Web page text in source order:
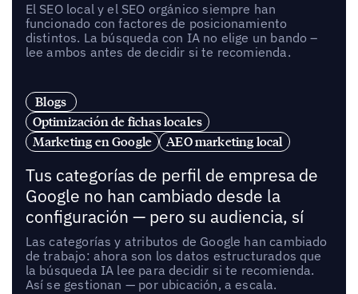
El SEO local y el SEO orgánico siempre han
funcionado con factores de posicionamiento
distintos. La búsqueda con IA no elige un bando –
lee ambos antes de decidir si te recomienda.
Blogs
Optimización de fichas locales
Marketing en Google
AEO marketing local
Tus categorías de perfil de empresa de
Google no han cambiado desde la
configuración — pero su audiencia, sí
Las categorías y atributos de Google han cambiado
de trabajo: ahora son los datos estructurados que
la búsqueda IA lee para decidir si te recomienda.
Así se gestionan — por ubicación, a escala.